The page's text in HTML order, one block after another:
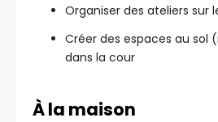
Organiser des ateliers sur
Créer des espaces au sol
dans la cour
À la maison